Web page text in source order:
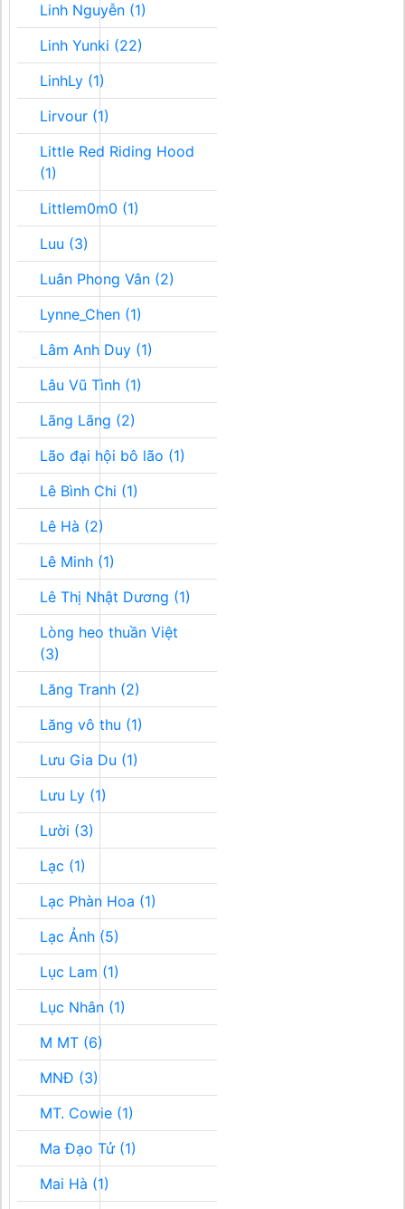
Linh Nguyễn (1)
Linh Yunki (22)
LinhLy (1)
Lirvour (1)
Little Red Riding Hood
(1)
Littlem0m0 (1)
Luu (3)
Luân Phong Vân (2)
Lynne_Chen (1)
Lâm Anh Duy (1)
Lâu Vũ Tình (1)
Lãng Lãng (2)
Lão đại hội bô lão (1)
Lê Bình Chi (1)
Lê Hà (2)
Lê Minh (1)
Lê Thị Nhật Dương (1)
Lòng heo thuần Việt
(3)
Lăng Tranh (2)
Lăng vô thu (1)
Lưu Gia Du (1)
Lưu Ly (1)
Lười (3)
Lạc (1)
Lạc Phàn Hoa (1)
Lạc Ảnh (5)
Lục Lam (1)
Lục Nhân (1)
M MT (6)
MNĐ (3)
MT. Cowie (1)
Ma Đạo Tử (1)
Mai Hà (1)